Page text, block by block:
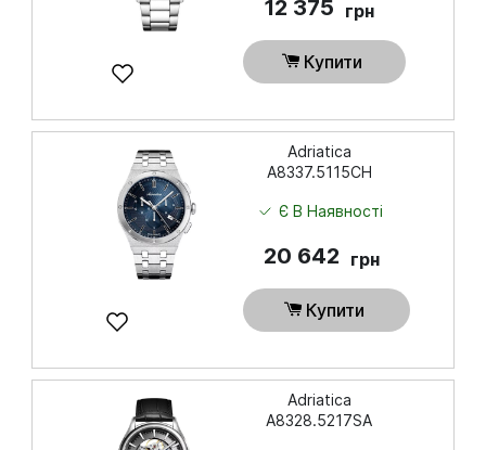
12 375 грн
Купити
Adriatica
A8337.5115CH
Є В Наявності
20 642 грн
Купити
Adriatica
A8328.5217SA